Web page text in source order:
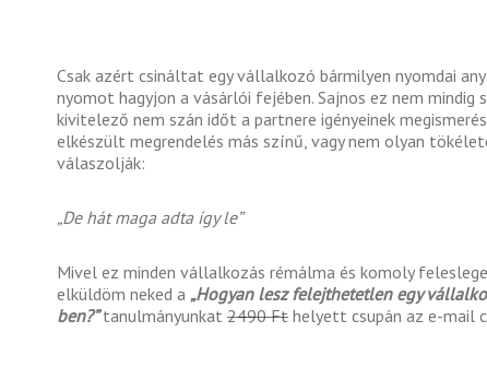
Csak azért csináltat egy vállalkozó bármilyen nyomdai
nyomot hagyjon a vásárlói fejében. Sajnos ez nem mindig
kivitelező nem szán időt a partnere igényeinek
elkészült megrendelés más színű, vagy nem olyan
válaszolják:
„De hát maga adta így le”
Mivel ez minden vállalkozás rémálma és komoly
elküldöm neked a „Hogyan lesz felejthetetlen egy
ben?”tanulmányunkat 2490 Ft helyett csupán az e-mail